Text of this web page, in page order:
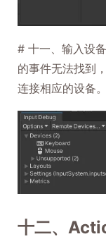
# 十一、输入设
的事件无法找到
连接相应的设备。
十二、